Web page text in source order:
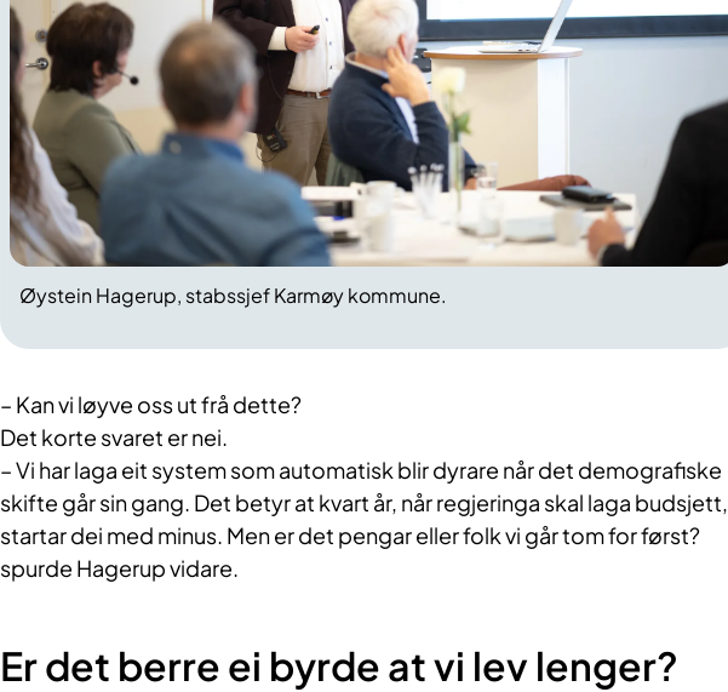
Øystein Hagerup, stabssjef Karmøy kommune.
– Kan vi løyve oss ut frå dette?
Det korte svaret er nei.
– Vi har laga eit system som automatisk blir dyrare når det demografiske
skifte går sin gang. Det betyr at kvart år, når regjeringa skal laga budsjett,
startar dei med minus. Men er det pengar eller folk vi går tom for først?
spurde Hagerup vidare.
Er det berre ei byrde at vi lev lenger?